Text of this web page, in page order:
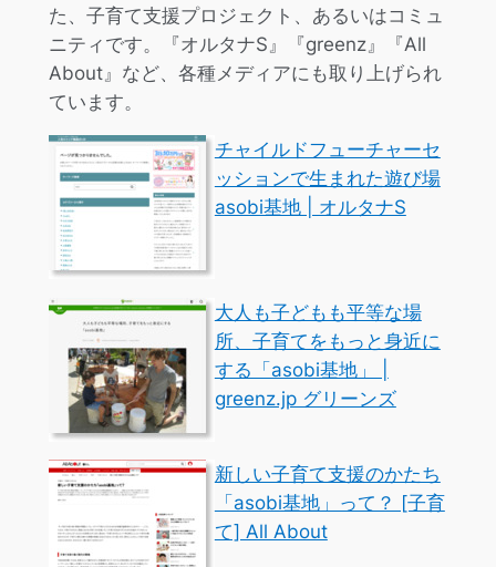
た、子育て支援プロジェクト、あるいはコミュ
ニティです。『オルタナS』『greenz』『All
About』など、各種メディアにも取り上げられ
ています。
チャイルドフューチャーセ
ッションで生まれた遊び場
asobi基地 | オルタナS
大人も子どもも平等な場
所、子育てをもっと身近に
する「asobi基地」 |
greenz.jp グリーンズ
新しい子育て支援のかたち
「asobi基地」って？ [子育
て] All About